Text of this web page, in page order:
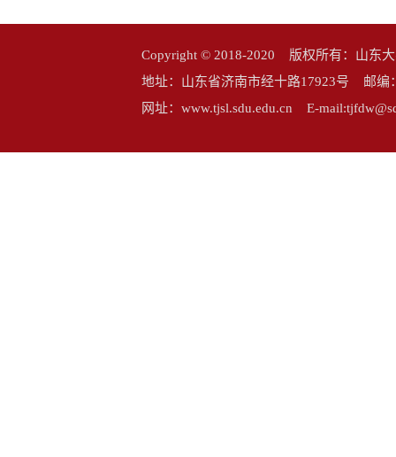
Copyright © 2018-2020 版权所有：山东
地址：山东省济南市经十路17923号 邮
网址：www.tjsl.sdu.edu.cn E-